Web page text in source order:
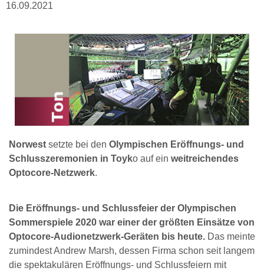
16.09.2021
Norwest setzte bei den Olympischen Eröffnungs- und
Schlusszeremonien in Toyko auf ein weitreichendes
Optocore-Netzwerk.
Die Eröffnungs- und Schlussfeier der Olympischen
Sommerspiele 2020 war einer der größten Einsätze von
Optocore-Audionetzwerk-Geräten bis heute. Das meinte
zumindest Andrew Marsh, dessen Firma schon seit langem
die spektakulären Eröffnungs- und Schlussfeiern mit